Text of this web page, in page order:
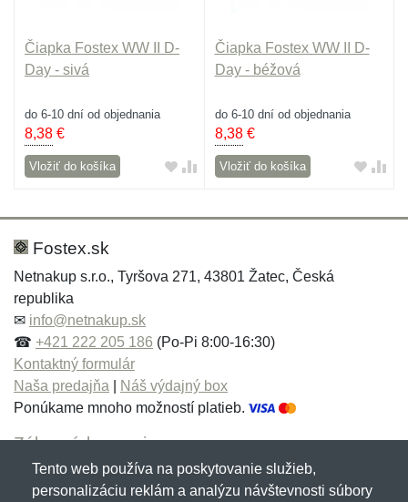
Čiapka Fostex WW II D-
Day - sivá
do 6-10 dní od objednania
8,38 €
Vložiť do košíka
Čiapka Fostex WW II D-
Day - béžová
do 6-10 dní od objednania
8,38€
Vložiť do košíka
Fostex.sk
Netnakup s.r.o., Tyršova 271, 43801 Žatec, Česká
republika
✉ info@netnakup.sk
☎ +421 222 205 186 (Po-Pi 8:00-16:30)
Kontaktný formulár
Naša predajňa
Náš výdajný box
Ponúkame mnoho možností platieb.
Zákaznícky servis
Novinky emailom
Tento web používa na poskytovanie služieb,
personalizáciu reklám a analýzu návštevnosti súbory